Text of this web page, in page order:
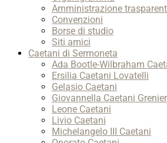
Amministrazione
Convenzioni
Borse di studio
Siti amici
Caetani di Sermoneta
Ada Bootle-Wilbraham
Ersilia Caetani Lovatelli
Gelasio Caetani
Giovannella Caetani Grenier
Leone Caetani
Livio Caetani
Michelangelo III Caetani